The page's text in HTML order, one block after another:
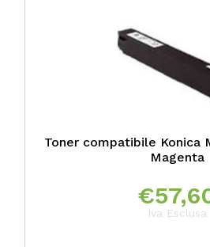
Toner compatibile Konica
Magenta
€
Iva Esclusa